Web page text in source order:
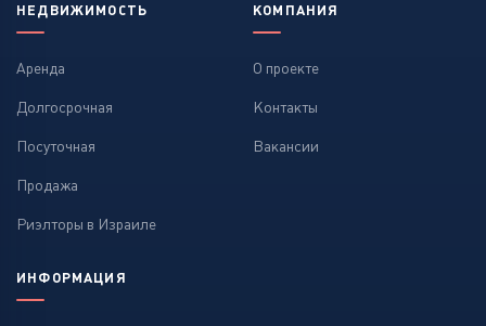
НЕДВИЖИМОСТЬ
Аренда
Долгосрочная
Посуточная
Продажа
Риэлторы в Израиле
КОМПАНИЯ
О проекте
Контакты
Вакансии
ИНФОРМАЦИЯ